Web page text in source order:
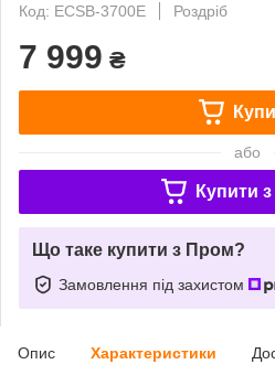
Код: ECSB-3700E
Роздріб
7 999 ₴
або
Купити з
Що таке купити з Пром?
Замовлення під захистом
Опис Характеристики